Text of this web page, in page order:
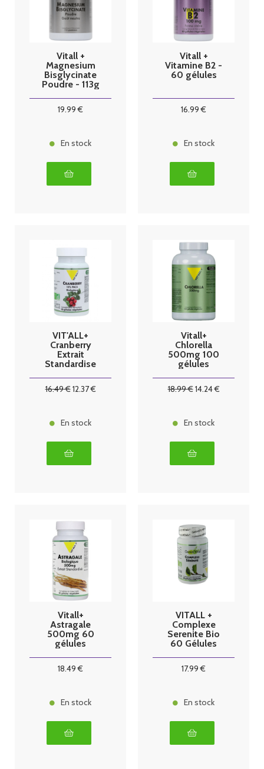
Vitall +
Magnesium
Bisglycinate
Poudre - 113g
19.99 €
En stock
Vitall +
Vitamine B2 -
60 gélules
16.99 €
En stock
VIT'ALL+
Cranberry
Extrait
Standardise
16.49€12.37€
En stock
Vitall+
Chlorella
500mg 100
gélules
18.99€14.24€
En stock
Vitall+
Astragale
500mg 60
gélules
18.49 €
En stock
VITALL +
Complexe
Serenite Bio
60 Gélules
17.99 €
En stock